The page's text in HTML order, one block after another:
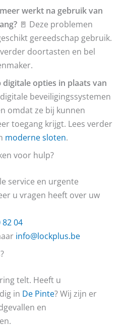
werkt na gebruik van
🚪 Deze problemen
gereedschap gebruik.
doortasten en bel
opties in plaats van
digitale beveiligingssystemen
omdat ze bij kunnen
toegang krijgt. Lees verder
moderne sloten.
voor hulp?
service en urgente
u vragen heeft over uw
04
info@lockplus.be
telt. Heeft u
in De Pinte? Wij zijn er
en